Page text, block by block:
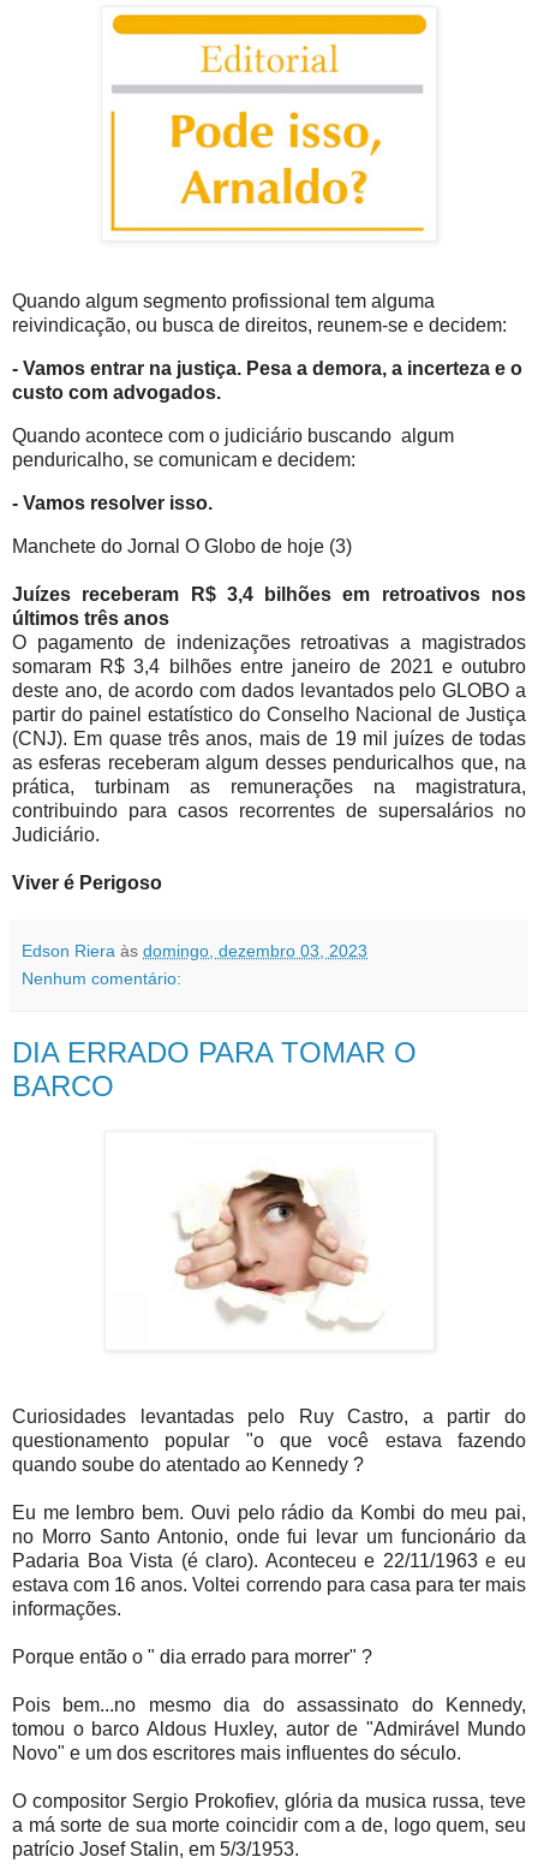
Quando algum segmento profissional tem alguma
reivindicação, ou busca de direitos, reunem-se e decidem:
- Vamos entrar na justiça. Pesa a demora, a incerteza e o
custo com advogados.
Quando acontece com o judiciário buscando algum
penduricalho, se comunicam e decidem:
- Vamos resolver isso.
Manchete do Jornal O Globo de hoje (3)
Juízes receberam R$ 3,4 bilhões em retroativos nos
últimos três anos
O pagamento de indenizações retroativas a magistrados
somaram R$ 3,4 bilhões entre janeiro de 2021 e outubro
deste ano, de acordo com dados levantados pelo GLOBO a
partir do painel estatístico do Conselho Nacional de Justiça
(CNJ). Em quase três anos, mais de 19 mil juízes de todas
as esferas receberam algum desses penduricalhos que, na
prática, turbinam as remunerações na magistratura,
contribuindo para casos recorrentes de supersalários no
Judiciário.
Viver é Perigoso
Edson Riera às domingo, dezembro 03, 2023
Nenhum comentário:
DIA ERRADO PARA TOMAR O
BARCO
Curiosidades levantadas pelo Ruy Castro, a partir do
questionamento popular "o que você estava fazendo
quando soube do atentado ao Kennedy ?
Eu me lembro bem. Ouvi pelo rádio da Kombi do meu pai,
no Morro Santo Antonio, onde fui levar um funcionário da
Padaria Boa Vista (é claro). Aconteceu e 22/11/1963 e eu
estava com 16 anos. Voltei correndo para casa para ter mais
informações.
Porque então o " dia errado para morrer" ?
Pois bem...no mesmo dia do assassinato do Kennedy,
tomou o barco Aldous Huxley, autor de "Admirável Mundo
Novo" e um dos escritores mais influentes do século.
O compositor Sergio Prokofiev, glória da musica russa, teve
a má sorte de sua morte coincidir com a de, logo quem, seu
patrício Josef Stalin, em 5/3/1953.